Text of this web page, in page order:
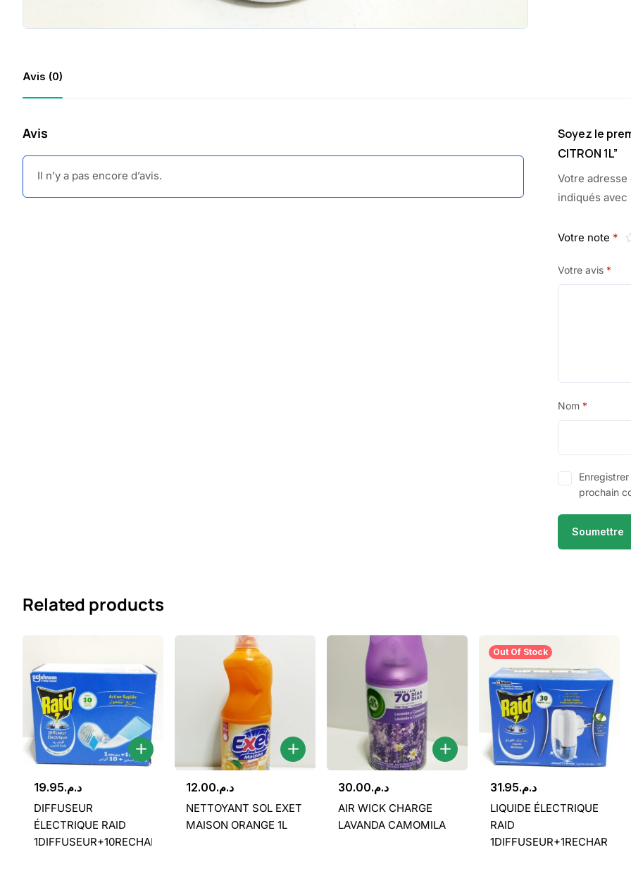
Avis (0)
Avis
Il n’y a pas encore d’avis.
Soyez le
CITRON 1L”
Votre
indiqués avec
Votre note *
Votre avis *
Nom *
prochain
Related products
د.م.19.95
DIFFUSEUR
ÉLECTRIQUE RAID
1DIFFUSEUR+10RECHARGES
د.م.12.00
NETTOYANT SOL EXET
MAISON ORANGE 1L
د.م.30.00
AIR WICK CHARGE
LAVANDA CAMOMILA
Out Of Stock
د.م.31.95
LIQUIDE ÉLECTRIQUE
RAID
1DIFFUSEUR+1RECHARGE